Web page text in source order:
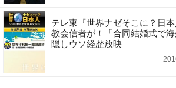
テレ東『世界ナゼそこに？日
教会信者が！「合同結婚式で
隠しウソ経歴放映